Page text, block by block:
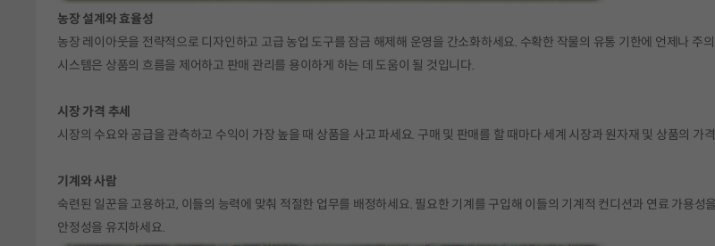
농장 설계와 효율성
농장 레이아웃을 전략적으로 디자인하고 고급 농업 도구를 잠금 해제해 운영을 간소화하세요. 수확한 작물의 유통 기한에 언제나 주
시스템은 상품의 흐름을 제어하고 판매 관리를 용이하게 하는 데 도움이 될 것입니다.
시장 가격 추세
시장의 수요와 공급을 관측하고 수익이 가장 높을 때 상품을 사고 파세요. 구매 및 판매를 할 때마다 세계 시장과 원자재 및 상품의 가
기계와 사람
숙련된 일꾼을 고용하고, 이들의 능력에 맞춰 적절한 업무를 배정하세요. 필요한 기계를 구입해 이들의 기계적 컨디션과 연료 가용성
안정성을 유지하세요.